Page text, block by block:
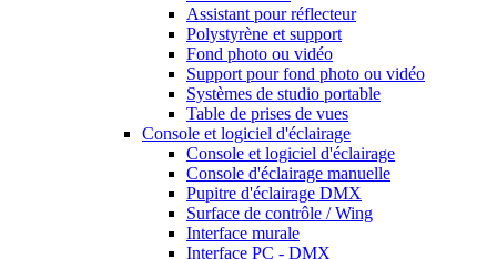
Assistant pour réflecteur
Polystyrène et support
Fond photo ou vidéo
Support pour fond photo ou vidéo
Systèmes de studio portable
Table de prises de vues
Console et logiciel d'éclairage
Console et logiciel d'éclairage
Console d'éclairage manuelle
Pupitre d'éclairage DMX
Surface de contrôle / Wing
Interface murale
Interface PC - DMX